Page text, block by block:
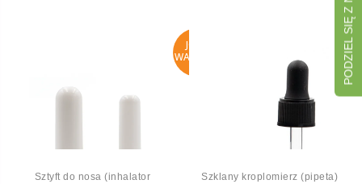
JOIN
WAITLIST
Sztyft do nosa (inhalator
Szklany kroplomierz (pipeta)